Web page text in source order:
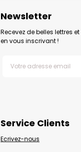
Newsletter
Recevez de belles lettres
en vous inscrivant !
Service Clients
Ecrivez-nous